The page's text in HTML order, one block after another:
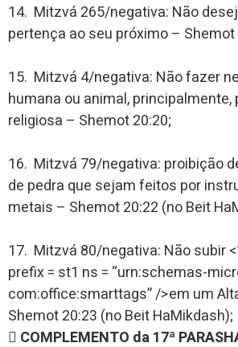
14. Mitzvá 265/negativa: Não
pertença ao seu próximo – Shemot
15. Mitzvá 4/negativa: Não fazer
humana ou animal,
religiosa – Shemot 20:20;
16. Mitzvá 79/negativa: proibição
de pedra que sejam feitos por
metais – Shemot 20:22 (no Beit
17. Mitzvá 80/negativa: Não subir
prefix = st1 ns = “urn:schemas-
com:office:smarttags” />em um
Shemot 20:23 (no Beit HaMikdash);
 COMPLEMENTO da 17ª